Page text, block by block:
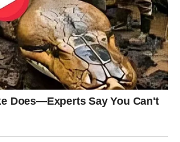
dve energije – stare i nove.
emotivnu dilemu. Možda je u
dve osobe, ili između ostanka i
možeš više sedeti na dve stolice.
koji sledi može promeniti
si slobodan, neko želi više nego